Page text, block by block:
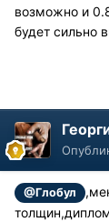
возможно и
будет сильно
@Глобул